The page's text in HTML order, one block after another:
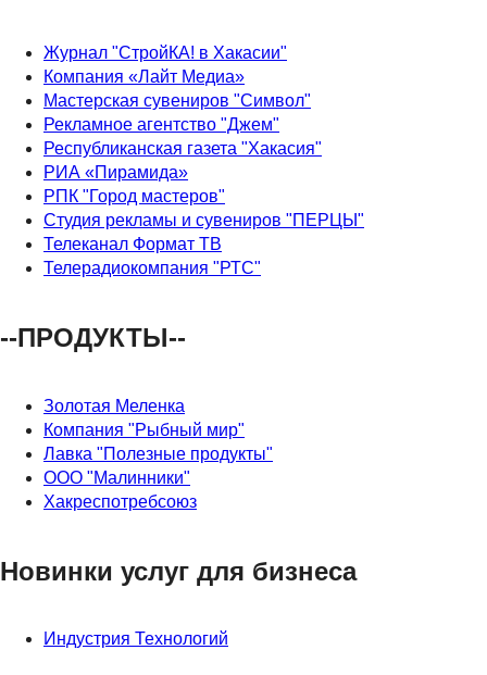
Журнал "СтройКА! в Хакасии"
Компания «Лайт Медиа»
Мастерская сувениров "Символ"
Рекламное агентство "Джем"
Республиканская газета "Хакасия"
РИА «Пирамида»
РПК "Город мастеров"
Студия рекламы и сувениров "ПЕРЦЫ"
Телеканал Формат ТВ
Телерадиокомпания "РТС"
--ПРОДУКТЫ--
Золотая Меленка
Компания "Рыбный мир"
Лавка "Полезные продукты"
ООО "Малинники"
Хакреспотребсоюз
Новинки услуг для бизнеса
Индустрия Технологий